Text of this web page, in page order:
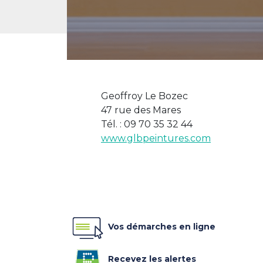
Geoffroy Le Bozec
47 rue des Mares
Tél. : 09 70 35 32 44
www.glbpeintures.com
Vos démarches en ligne
Recevez les alertes